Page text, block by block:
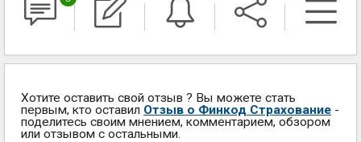
Хотите оставить свой отзыв ? Вы можете стать
первым, кто оставил Отзыв о Финкод Страхование -
поделитесь своим мнением, комментарием, обзором
или отзывом с остальными.